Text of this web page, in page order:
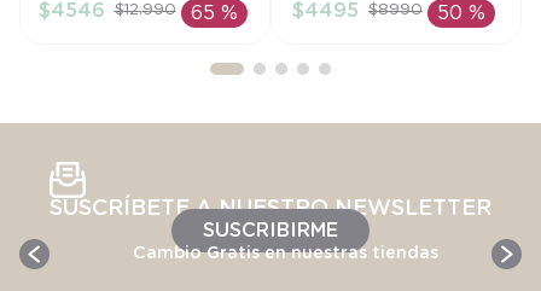
AÑADIR AL
$4546 $12.990 65 %
AÑADIR AL
$4495 $8990 50 %
SUSCRÍBETE A NUESTRO NEWSLETTER
SUSCRIBIRME
Cambio Gratis en nuestras tiendas